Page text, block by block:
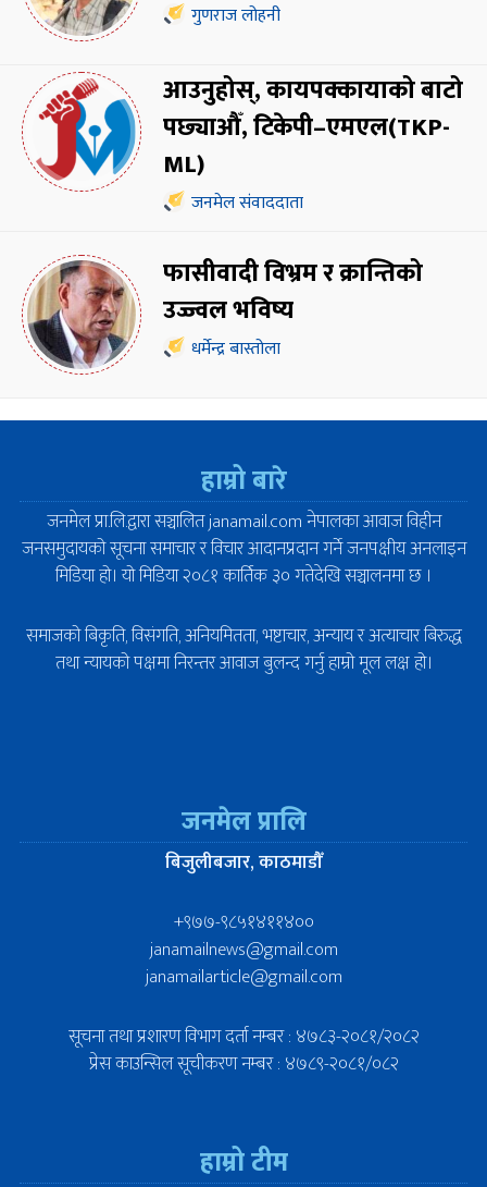
गुणराज लोहनी
आउनुहोस्, कायपक्कायाको बाटो
पछ्याऔँ, टिकेपी–एमएल(TKP-
ML)
जनमेल संवाददाता
फासीवादी विभ्रम र क्रान्तिको
उज्ज्वल भविष्य
धर्मेन्द्र बास्तोला
हाम्रो बारे
जनमेल प्रा.लि.द्वारा सञ्चालित janamail.com नेपालका आवाज विहीन
जनसमुदायको सूचना समाचार र विचार आदानप्रदान गर्ने जनपक्षीय अनलाइन
मिडिया हो। यो मिडिया २०८१ कार्तिक ३० गतेदेखि सञ्चालनमा छ ।
समाजको बिकृति, विसंगति, अनियमितता, भष्टाचार, अन्याय र अत्याचार बिरुद्ध
तथा न्यायको पक्षमा निरन्तर आवाज बुलन्द गर्नु हाम्रो मूल लक्ष हो।
जनमेल प्रालि
बिजुलीबजार, काठमाडौँ
+९७७-९८५१४११४००
janamailnews@gmail.com
janamailarticle@gmail.com
सूचना तथा प्रशारण विभाग दर्ता नम्बर : ४७८३-२०८१/२०८२
प्रेस काउन्सिल सूचीकरण नम्बर : ४७८९-२०८१/०८२
हाम्रो टीम